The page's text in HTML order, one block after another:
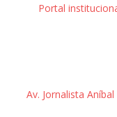
Portal
Av. Jornalista